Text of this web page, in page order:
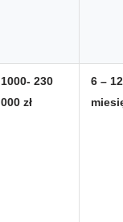
1000- 230
000 zł
6 –